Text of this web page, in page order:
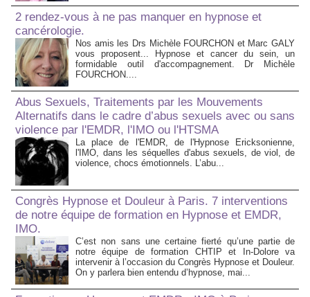
2 rendez-vous à ne pas manquer en hypnose et
cancérologie.
Nos amis les Drs Michèle FOURCHON et Marc GALY
vous proposent... Hypnose et cancer du sein, un
formidable outil d'accompagnement. Dr Michèle
FOURCHON....
Abus Sexuels, Traitements par les Mouvements
Alternatifs dans le cadre d’abus sexuels avec ou sans
violence par l'EMDR, l'IMO ou l'HTSMA
La place de l'EMDR, de l'Hypnose Ericksonienne,
l'IMO, dans les séquelles d'abus sexuels, de viol, de
violence, chocs émotionnels. L’abu...
Congrès Hypnose et Douleur à Paris. 7 interventions
de notre équipe de formation en Hypnose et EMDR,
IMO.
C’est non sans une certaine fierté qu’une partie de
notre équipe de formation CHTIP et In-Dolore va
intervenir à l’occasion du Congrès Hypnose et Douleur.
On y parlera bien entendu d’hypnose, mai...